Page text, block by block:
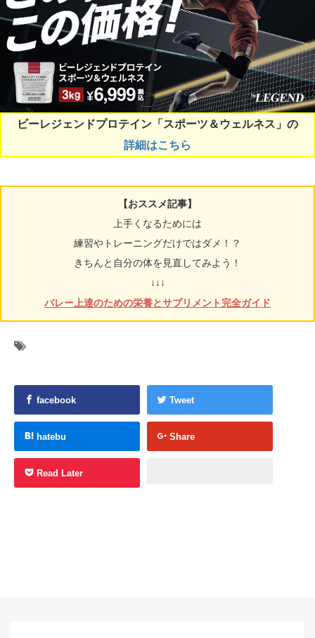
ビーレジェンドプロテイン「スポーツ＆ウェルネス」の
詳細はこちら
【おススメ記事】
上手くなるためには
練習やトレーニングだけではダメ！？
きちんと自分の体を見直してみよう！
↓↓↓
バレー上達のための栄養とサプリメント完全ガイド
facebook Tweet
hatebu Share
Read Later